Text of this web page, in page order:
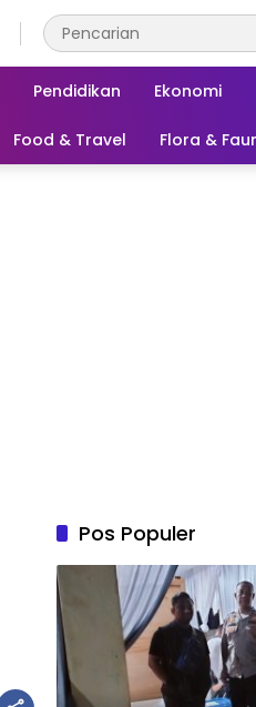
Pendidikan Ekonomi
Food & Travel Flora &
Pos Populer